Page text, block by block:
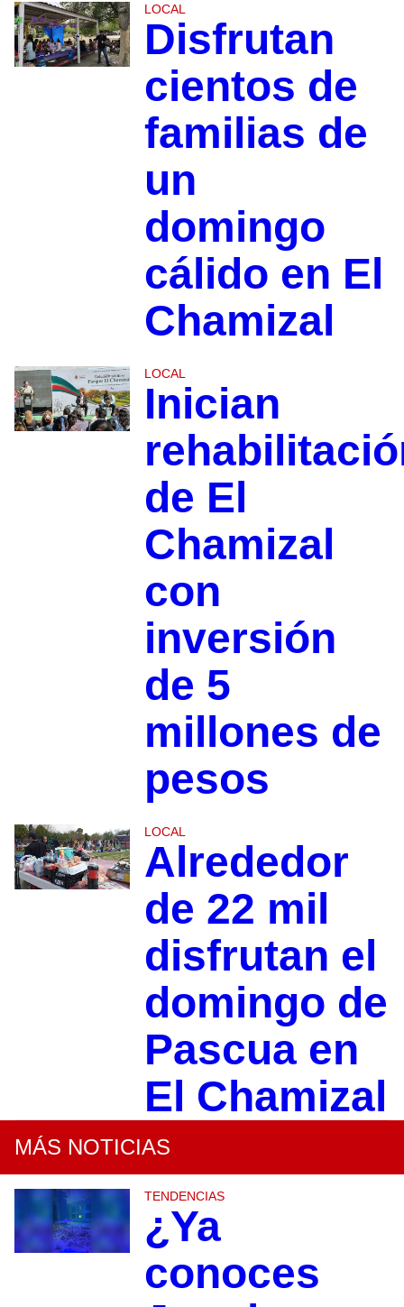
LOCAL
Disfrutan
cientos de
familias de
un
domingo
cálido en El
Chamizal
LOCAL
Inician
de El
Chamizal
con
inversión
de 5
millones de
pesos
LOCAL
Alrededor
de 22 mil
disfrutan el
domingo de
Pascua en
El Chamizal
MÁS NOTICIAS
TENDENCIAS
¿Ya
conoces